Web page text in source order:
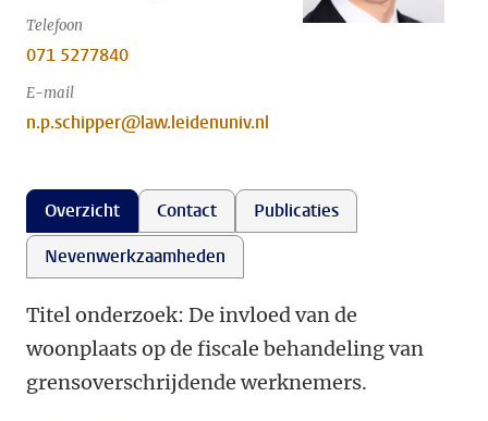
Telefoon
071 5277840
E-mail
n.p.schipper@law.leidenuniv.nl
Overzicht Contact
Publicaties
Nevenwerkzaamheden
Titel onderzoek: De invloed van de
woonplaats op de fiscale behandeling van
grensoverschrijdende werknemers.